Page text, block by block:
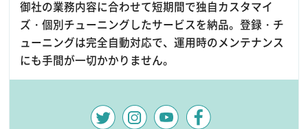
御社の業務内容に合わせて短期間で独自カスタマイ
ズ・個別チューニングしたサービスを納品。登録・チ
ューニングは完全自動対応で、運用時のメンテナンス
にも手間が一切かかりません。